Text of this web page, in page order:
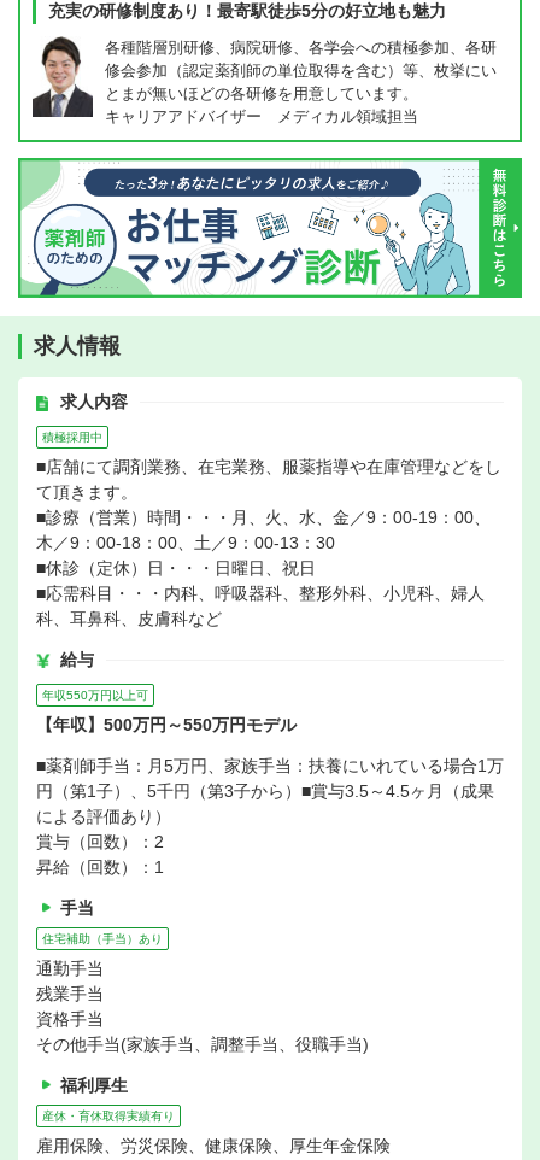
充実の研修制度あり！最寄駅徒歩5分の好立地も魅力
各種階層別研修、病院研修、各学会への積極参加、各研
修会参加（認定薬剤師の単位取得を含む）等、枚挙にい
とまが無いほどの各研修を用意しています。
キャリアアドバイザー メディカル領域担当
求人情報
求人内容
積極採用中
■店舗にて調剤業務、在宅業務、服薬指導や在庫管理などをし
て頂きます。
■診療（営業）時間・・・月、火、水、金／9：00-19：00、
木／9：00-18：00、土／9：00-13：30
■休診（定休）日・・・日曜日、祝日
■応需科目・・・内科、呼吸器科、整形外科、小児科、婦人
科、耳鼻科、皮膚科など
給与
年収550万円以上可
【年収】500万円～550万円モデル
■薬剤師手当：月5万円、家族手当：扶養にいれている場合1万
円（第1子）、5千円（第3子から）■賞与3.5～4.5ヶ月（成果
による評価あり）
賞与（回数）：2
昇給（回数）：1
手当
住宅補助（手当）あり
通勤手当
残業手当
資格手当
その他手当(家族手当、調整手当、役職手当)
福利厚生
産休・育休取得実績有り
雇用保険、労災保険、健康保険、厚生年金保険